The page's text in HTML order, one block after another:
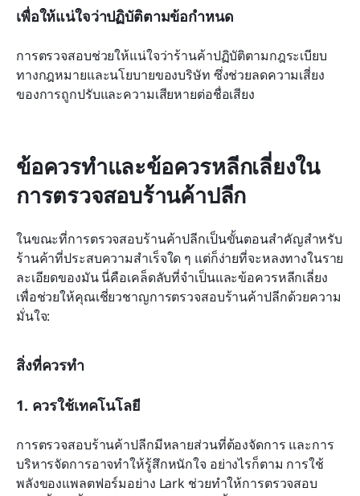
เพื่อให้แน่ใจว่าปฏิบัติตามข้อกำหนด
การตรวจสอบช่วยให้แน่ใจว่าร้านค้าปฏิบัติตามกฎระเบียบ
ทางกฎหมายและนโยบายของบริษัท ซึ่งช่วยลดความเสี่ยง
ของการถูกปรับและความเสียหายต่อชื่อเสียง
ข้อควรทำและข้อควรหลีกเลี่ยงใน
การตรวจสอบร้านค้าปลีก
ในขณะที่การตรวจสอบร้านค้าปลีกเป็นขั้นตอนสำคัญสำหรับ
ร้านค้าที่ประสบความสำเร็จใด ๆ แต่ก็ง่ายที่จะหลงทางในราย
ละเอียดของมัน นี่คือเคล็ดลับที่จำเป็นและข้อควรหลีกเลี่ยง
เพื่อช่วยให้คุณเชี่ยวชาญการตรวจสอบร้านค้าปลีกด้วยความ
มั่นใจ:
สิ่งที่ควรทำ
1. ควรใช้เทคโนโลยี
การตรวจสอบร้านค้าปลีกมีหลายส่วนที่ต้องจัดการ และการ
บริหารจัดการอาจทำให้รู้สึกหนักใจ อย่างไรก็ตาม การใช้
พลังของแพลตฟอร์มอย่าง Lark ช่วยทำให้การตรวจสอบ